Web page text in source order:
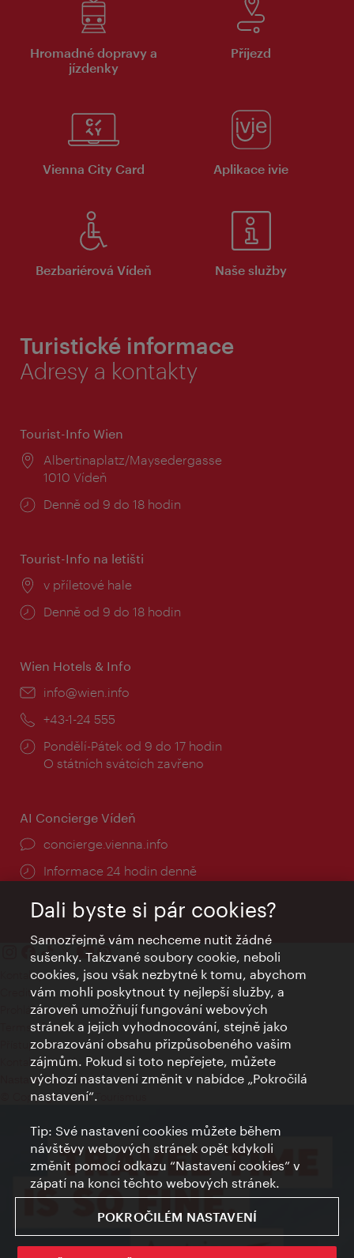
Hromadné dopravy a
jízdenky
Příjezd
Vienna City Card Aplikace ivie
Bezbariérová Vídeň Naše služby
Turistické informace
Adresy a kontakty
Tourist-Info Wien
Místo:
Albertinaplatz/Maysedergasse
1010 Vídeň
Provozní
Denně od 9 do 18 hodin
Tourist-Info na letišti
Místo:
v příletové hale
Provozní
Denně od 9 do 18 hodin
Wien Hotels & Info
E-
info@wien.info
Telefon:
+43-1-24 555
Provozní
doba:
Pondělí-Pátek od 9 do 17 hodin
O státních svátcích zavřeno
AI Concierge Vídeň
concierge.vienna.info
Informace 24 hodin denně
Kontakty
Credits
Prohlášení o ochraně osobních údajů
Terms of Use
Přístupnost
Kontakt pro tisk
Nastavení cookies
© Copyright Wien Tourismus
Dali byste si pár cookies?
Samozřejmě vám nechceme nutit žádné
sušenky. Takzvané soubory cookie, neboli
cookies, jsou však nezbytné k tomu, abychom
vám mohli poskytnout ty nejlepší služby, a
zároveň umožňují fungování webových
stránek a jejich vyhodnocování, stejně jako
zobrazování obsahu přizpůsobeného vašim
zájmům. Pokud si toto nepřejete, můžete
výchozí nastavení změnit v nabídce „Pokročilá
nastavení“.
Tip: Své nastavení cookies můžete během
návštěvy webových stránek opět kdykoli
změnit pomocí odkazu “Nastavení cookies” v
zápatí na konci těchto webových stránek.
POKROČILÉM NASTAVENÍ